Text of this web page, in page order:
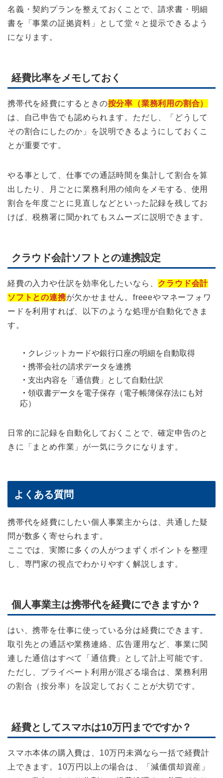
名義・契約プランを整えておくことで、請求書・明細
書を「事業の証拠資料」として堂々と提示できるよう
になります。
経費比率をメモしておく
携帯代を経費にするときの按分率（業務利用の割合）
は、自己申告でも認められます。ただし、「どうして
その割合にしたのか」を説明できるようにしておくこ
とが重要です。
やる事として、仕事での通話時間を集計して割合を算
出したり、月ごとに業務利用の傾向をメモする、使用
割合を年度ごとに見直しなどといった記録を残してお
けば、税務署に聞かれてもスムーズに説明できます。
クラウド会計ソフトとの連携設定
経費の入力や仕訳を効率化したいなら、 クラウド会計
ソフトとの連携が欠かせません。freeeやマネーフォワ
ードを利用すれば、以下のような処理が自動化できま
す。
・ クレジットカードや銀行口座の明細を自動取得
・ 携帯会社の請求データを連携
・ 支出内容を「通信費」として自動仕訳
・ 領収書データを電子保存（電子帳簿保存法にも対
応）
日常的に記録を自動化しておくことで、確定申告のと
きに「まとめ作業」が一気にラクになります。
よくある質問
携帯代を経費にしたい個人事業主からは、共通した疑
問が数多く寄せられます。
ここでは、実際に多くの人がつまずくポイントを整理
し、専門家の視点でわかりやすく解説します。
個人事業主は携帯代を経費にできますか？
はい、携帯を仕事に使っている分は経費にできます。
取引先との通話や業務連絡、広告運用など、事業に関
連した通信はすべて「通信費」として計上可能です。
ただし、プライベート利用が混ざる場合は、業務利用
の割合（按分率）を設定しておくことが大切です。
経費としてスマホは10万円までですか？
スマホ本体の購入費は、10万円未満なら一括で経費計
上できます。10万円以上の場合は、「減価償却資産」